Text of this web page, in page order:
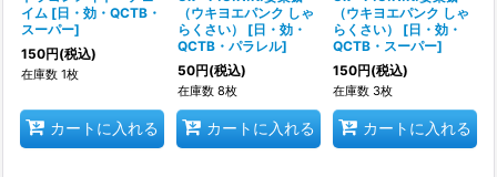
イム [日・効・QCTB・
スーパー]
150円(税込)
在庫数 1枚
カートに入れる
（ウキヨエパンク しゃ
らくさい）
[日・効・
QCTB・パラレル]
50円(税込)
在庫数 8枚
カートに入れる
（ウキヨエパンク しゃ
らくさい）
[日・効・
QCTB・スーパー]
150円(税込)
在庫数 3枚
カートに入れる